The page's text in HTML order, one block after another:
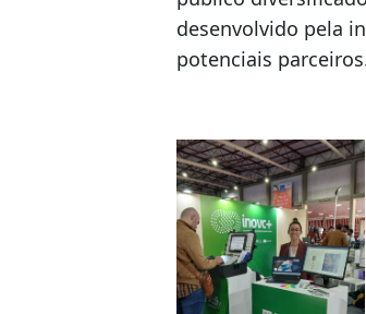
desenvolvido pela
potenciais